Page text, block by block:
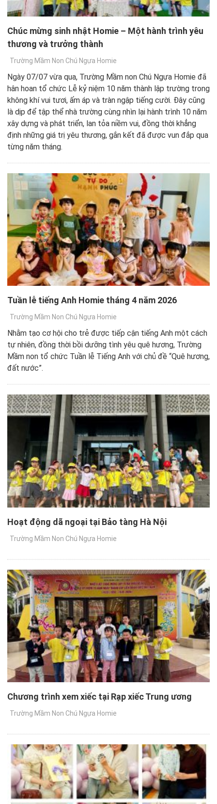
Chúc mừng sinh nhật Homie – Một hành trình yêu
thương và trưởng thành
Trường Mầm Non Chú Ngựa Homie
Ngày 07/07 vừa qua, Trường Mầm non Chú Ngựa Homie đã
hân hoan tổ chức Lễ kỷ niệm 10 năm thành lập trường trong
không khí vui tươi, ấm áp và tràn ngập tiếng cười. Đây cũng
là dịp để tập thể nhà trường cùng nhìn lại hành trình 10 năm
xây dựng và phát triển, lan tỏa niềm vui, đồng thời khẳng
định những giá trị yêu thương, gắn kết đã được vun đắp qua
từng năm tháng.
Tuần lễ tiếng Anh Homie tháng 4 năm 2026
Trường Mầm Non Chú Ngựa Homie
Nhằm tạo cơ hội cho trẻ được tiếp cận tiếng Anh một cách
tự nhiên, đồng thời bồi dưỡng tình yêu quê hương, Trường
Mầm non tổ chức Tuần lễ Tiếng Anh với chủ đề “Quê hương,
đất nước”.
Hoạt động dã ngoại tại Bảo tàng Hà Nội
Trường Mầm Non Chú Ngựa Homie
Chương trình xem xiếc tại Rạp xiếc Trung ương
Trường Mầm Non Chú Ngựa Homie